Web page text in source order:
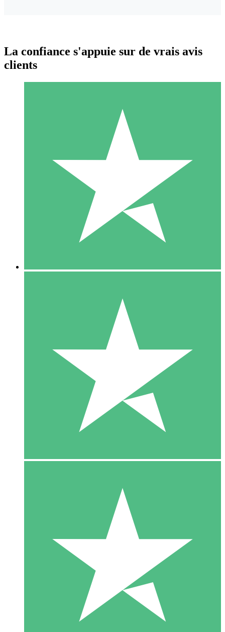
Packs de Crédits Individuels
Payez à l'utilisation avec des crédits de téléchargement. Sans
1 Téléchargement
10 00
10 Téléchargements
20 00
La confiance s'appuie sur de vrais avis
clients